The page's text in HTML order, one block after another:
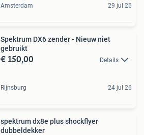
Amsterdam 29 jul 26
Spektrum DX6 zender - Nieuw niet
gebruikt
€ 150,00 Details
Rijnsburg 24 jul 26
spektrum dx8e plus shockflyer
dubbeldekker